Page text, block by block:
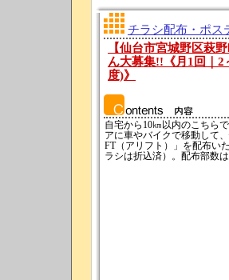
チラシ配布・ポス
【仙台市宮城野区萩
ん大募集!!《月1回｜
度)》
自宅から10㎞以内のこちら
アに車やバイクで移動して
FT（アリフト）」を配布い
ラシは折込済）。配布部数は